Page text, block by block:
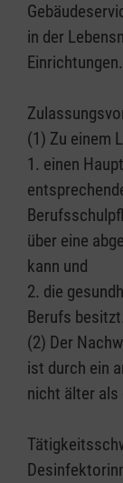
in der
Einrichtungen.
(1) Zu einem
1. einen
über eine
kann und
2. die
Berufs besitzt.
(2) Der
ist durch ein
nicht älter als